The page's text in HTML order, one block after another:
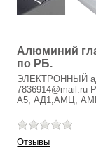
МОНОЛИТНЫЙ
АЛЮМИНИЙ
Алюминий
по РБ.
ЭЛЕКТРОННЫЙ
7836914@mail.ru
А5, АД1,АМЦ,
Отзывы